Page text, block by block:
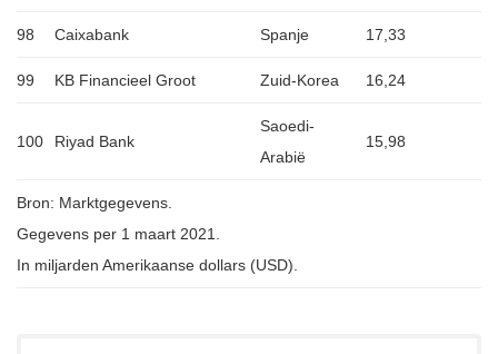
98 Caixabank Spanje 17,33
99 KB Financieel Groot Zuid-Korea 16,24
100 Riyad Bank
Saoedi-
Arabië
15,98
Bron: Marktgegevens.
Gegevens per 1 maart 2021.
In miljarden Amerikaanse dollars (USD).